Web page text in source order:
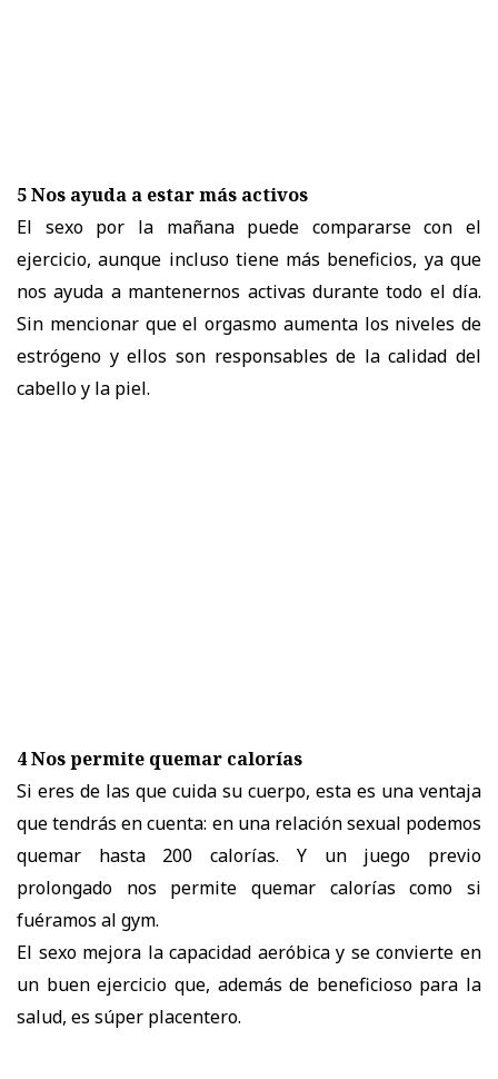
5 Nos ayuda a estar más activos
El sexo por la mañana puede compararse con el
ejercicio, aunque incluso tiene más beneficios, ya que
nos ayuda a mantenernos activas durante todo el día.
Sin mencionar que el orgasmo aumenta los niveles de
estrógeno y ellos son responsables de la calidad del
cabello y la piel.
4 Nos permite quemar calorías
Si eres de las que cuida su cuerpo, esta es una ventaja
que tendrás en cuenta: en una relación sexual podemos
quemar hasta 200 calorías. Y un juego previo
prolongado nos permite quemar calorías como si
fuéramos al gym.
El sexo mejora la capacidad aeróbica y se convierte en
un buen ejercicio que, además de beneficioso para la
salud, es súper placentero.